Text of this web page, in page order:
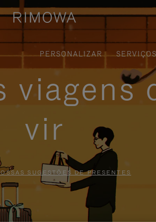
PERSONALIZAR
viagens
vir
SUGESTÕES DE PRESENTES